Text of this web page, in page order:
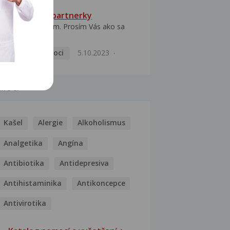
HPV typ 52 u partnerky
Dobrý deň prajem. Prosím Vás ako sa
Pohlavní nemoci
5.10.2023
Kašel Alergie Alkoholismus
Analgetika Angína
Antibiotika Antidepresiva
Antihistaminika Antikoncepce
Antivirotika